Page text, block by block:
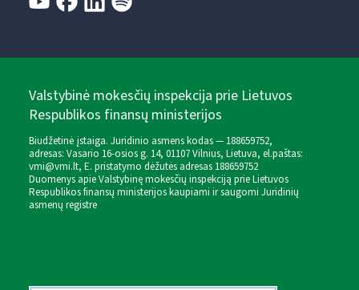
Valstybinė mokesčių inspekcija prie Lietuvos
Respublikos finansų ministerijos
Biudžetinė įstaiga. Juridinio asmens kodas — 188659752,
adresas: Vasario 16-osios g. 14, 01107 Vilnius, Lietuva, el.paštas:
vmi@vmi.lt, E. pristatymo dėžutės adresas 188659752
Duomenys apie Valstybinę mokesčių inspekciją prie Lietuvos
Respublikos finansų ministerijos kaupiami ir saugomi Juridinių
asmenų registre